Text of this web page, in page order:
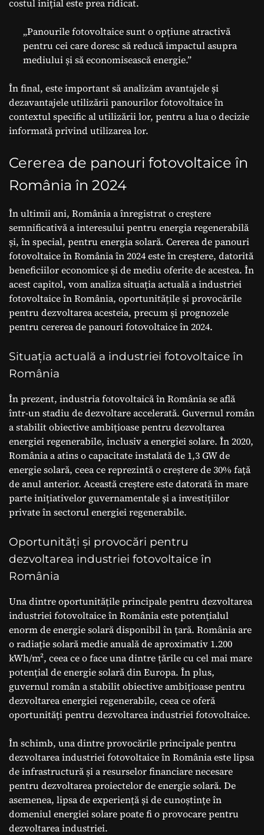
costul inițial este prea ridicat.
„Panourile fotovoltaice sunt o opțiune atractivă
pentru cei care doresc să reducă impactul asupra
mediului și să economisească energie.”
În final, este important să analizăm avantajele și
dezavantajele utilizării panourilor fotovoltaice în
contextul specific al utilizării lor, pentru a lua o decizie
informată privind utilizarea lor.
Cererea de panouri fotovoltaice în
România în 2024
În ultimii ani, România a înregistrat o creștere
semnificativă a interesului pentru energia regenerabilă
și, în special, pentru energia solară. Cererea de panouri
fotovoltaice în România în 2024 este în creștere, datorită
beneficiilor economice și de mediu oferite de acestea. În
acest capitol, vom analiza situația actuală a industriei
fotovoltaice în România, oportunitățile și provocările
pentru dezvoltarea acesteia, precum și prognozele
pentru cererea de panouri fotovoltaice în 2024.
Situația actuală a industriei fotovoltaice în
România
În prezent, industria fotovoltaică în România se află
într-un stadiu de dezvoltare accelerată. Guvernul român
a stabilit obiective ambițioase pentru dezvoltarea
energiei regenerabile, inclusiv a energiei solare. În 2020,
România a atins o capacitate instalată de 1,3 GW de
energie solară, ceea ce reprezintă o creștere de 30% față
de anul anterior. Această creștere este datorată în mare
parte inițiativelor guvernamentale și a investițiilor
private în sectorul energiei regenerabile.
Oportunități și provocări pentru
dezvoltarea industriei fotovoltaice în
România
Una dintre oportunitățile principale pentru dezvoltarea
industriei fotovoltaice în România este potențialul
enorm de energie solară disponibil în țară. România are
o radiație solară medie anuală de aproximativ 1.200
kWh/m², ceea ce o face una dintre țările cu cel mai mare
potențial de energie solară din Europa. În plus,
guvernul român a stabilit obiective ambițioase pentru
dezvoltarea energiei regenerabile, ceea ce oferă
oportunități pentru dezvoltarea industriei fotovoltaice.
În schimb, una dintre provocările principale pentru
dezvoltarea industriei fotovoltaice în România este lipsa
de infrastructură și a resurselor financiare necesare
pentru dezvoltarea proiectelor de energie solară. De
asemenea, lipsa de experiență și de cunoștințe în
domeniul energiei solare poate fi o provocare pentru
dezvoltarea industriei.